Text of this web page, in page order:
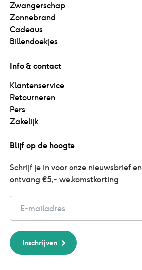
Zwangerschap
Zonnebrand
Cadeaus
Billendoekjes
Info & contact
Klantenservice
Retourneren
Pers
Zakelijk
Blijf op de hoogte
Schrijf je in voor onze nieuwsbrief en
ontvang €5,- welkomstkorting
Inschrijven